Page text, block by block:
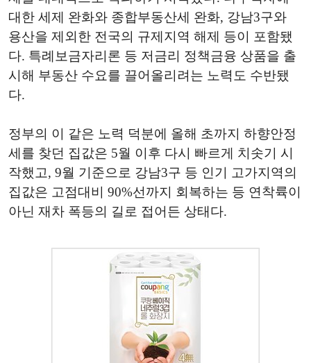
대한 세제 완화와 종합부동산세 완화, 강남3구와
용산을 제외한 전국의 규제지역 해제 등이 포함됐
다. 특례보금자리론 등 저금리 정책금융 상품을 출
시해 부동산 수요를 끌어올리려는 노력도 수반됐
다.
정부의 이 같은 노력 덕분에 올해 초까지 하향안정
세를 찾던 집값은 5월 이후 다시 빠르게 치솟기 시
작했고, 9월 기준으로 강남3구 등 인기 고가지역의
집값은 고점대비 90%선까지 회복하는 등 연착륙이
아닌 재차 폭등의 길로 접어든 상태다.